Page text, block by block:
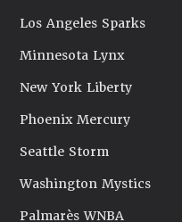
Los Angeles Sparks
Minnesota Lynx
New York Liberty
Phoenix Mercury
Seattle Storm
Washington Mystics
Palmarès WNBA